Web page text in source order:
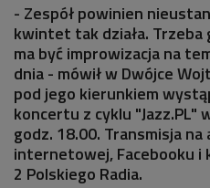
- Zespół powinien
kwintet tak działa.
ma być improwizacja na
dnia - mówił w Dwójce
pod jego kierunkiem
koncertu z cyklu "Jazz.PL"
godz. 18.00. Transmisja
internetowej, Facebooku i
2 Polskiego Radia.